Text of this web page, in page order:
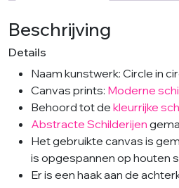
schilderij
aantal
Beschrijving
Details
Naam kunstwerk: Circle in
Canvas prints: Moderne
Behoord tot de kleurrijke
Abstracte Schilderijen
Het gebruikte canvas is
is opgespannen op houten
Er is een haak aan de